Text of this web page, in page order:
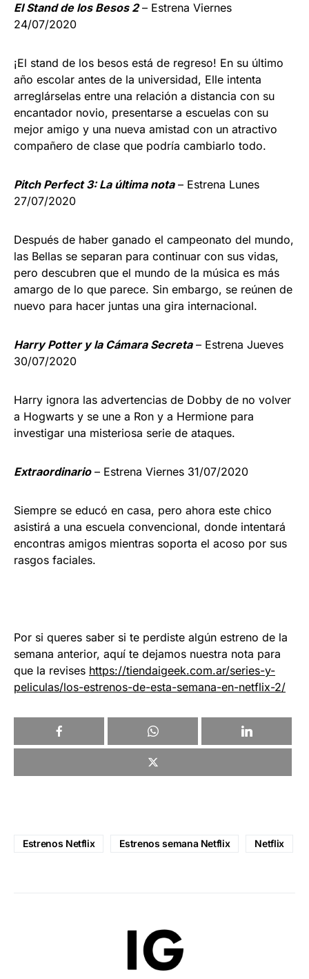
El Stand de los Besos 2– Estrena Viernes
24/07/2020
¡El stand de los besos está de regreso! En su último
año escolar antes de la universidad, Elle intenta
arreglárselas entre una relación a distancia con su
encantador novio, presentarse a escuelas con su
mejor amigo y una nueva amistad con un atractivo
compañero de clase que podría cambiarlo todo.
Pitch Perfect 3: La última nota– Estrena Lunes
27/07/2020
Después de haber ganado el campeonato del mundo,
las Bellas se separan para continuar con sus vidas,
pero descubren que el mundo de la música es más
amargo de lo que parece. Sin embargo, se reúnen de
nuevo para hacer juntas una gira internacional.
Harry Potter y la Cámara Secreta– Estrena Jueves
30/07/2020
Harry ignora las advertencias de Dobby de no volver
a Hogwarts y se une a Ron y a Hermione para
investigar una misteriosa serie de ataques.
Extraordinario– Estrena Viernes 31/07/2020
Siempre se educó en casa, pero ahora este chico
asistirá a una escuela convencional, donde intentará
encontras amigos mientras soporta el acoso por sus
rasgos faciales.
Por si queres saber si te perdiste algún estreno de la
semana anterior, aquí te dejamos nuestra nota para
que la revises https://tiendaigeek.com.ar/series-y-
peliculas/los-estrenos-de-esta-semana-en-netflix-2/
Estrenos Netflix Estrenos semana Netflix Netflix